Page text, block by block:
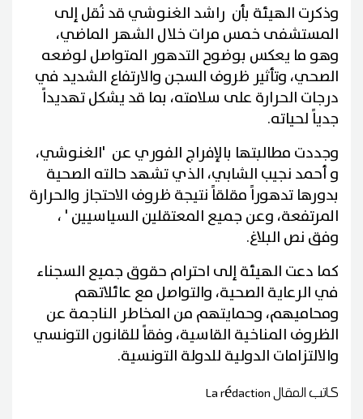
وذكرت الهيئة بأن راشد الغنوشي قد نُقل إلى
المستشفى خمس مرات خلال الشهر الماضي،
وهو ما يعكس بوضوح التدهور المتواصل لوضعه
الصحي، وتأثير ظروف السجن والارتفاع الشديد في
درجات الحرارة على سلامته، بما قد يشكل تهديداً
جدياً لحياته.
وجددت مطالبتها بالإفراج الفوري عن 'الغنوشي،
و أحمد نجيب الشابي، الذي تشهد حالته الصحية
بدورها تدهوراً مقلقاً نتيجة ظروف الاحتجاز والحرارة
المرتفعة، وعن جميع المعتقلين السياسيين ' ،
وفق نص البلاغ.
كما دعت الهيئة إلى احترام حقوق جميع السجناء
في الرعاية الصحية، والتواصل مع عائلاتهم
ومحاميهم، وحمايتهم من المخاطر الناجمة عن
الظروف المناخية القاسية، وفقاً للقانون التونسي
والالتزامات الدولية للدولة التونسية.
كاتب المقالLa rédaction